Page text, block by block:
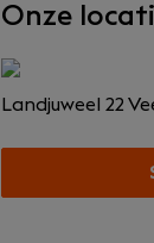
Onze
Landjuweel 22